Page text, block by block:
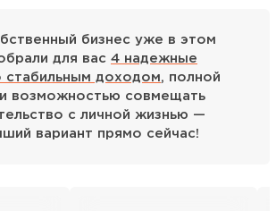
бизнес уже в этом
для вас 4 надежные
доходом, полной
возможностью совмещать
с личной жизнью —
вариант прямо сейчас!